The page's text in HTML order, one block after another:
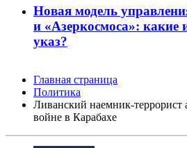
Новая модель
и «Азеркосмоса»: какие
указ?
Главная страница
Политика
Ливанский наемник-террорист
войне в Карабахе